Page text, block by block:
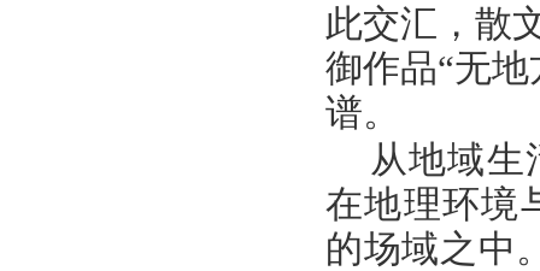
此交汇，散
御作品“无
谱。
从地域生
在地理环境
的场域之中